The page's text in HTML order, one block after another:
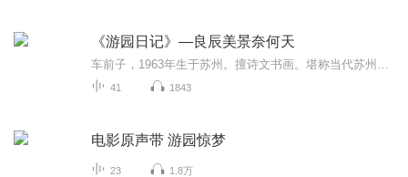
《游园日记》—良辰美景奈何天
41 1843
电影原声带 游园惊梦
23 1.8万